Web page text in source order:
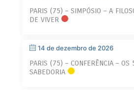
PARIS (75) – SIMPÓSIO – A
DE VIVER
14 de dezembro de 2026
PARIS (75) – CONFERÊNCIA – OS
SABEDORIA